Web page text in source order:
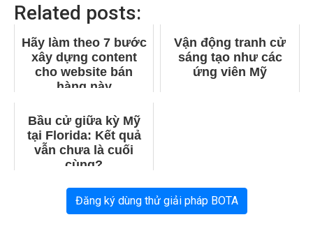
Related posts:
Hãy làm theo 7 bước
xây dựng content
cho website bán
hàng này
Vận động tranh cử
sáng tạo như các
ứng viên Mỹ
Bầu cử giữa kỳ Mỹ
tại Florida: Kết quả
vẫn chưa là cuối
cùng?
Đăng ký dùng thử giải pháp BOTA